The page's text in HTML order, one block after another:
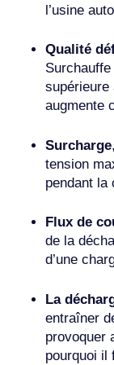
l’usine
Qualité
supérieure
augmente
Surcharge
tension
pendant la
Flux de
de la
d’une
La
entraîner
provoquer
pourquoi il